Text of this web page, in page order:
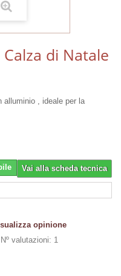
di Natale
alluminio , ideale per la
Vai alla scheda tecnica
opinione
valutazioni: 1